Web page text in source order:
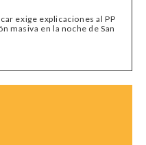
exige explicaciones al PP
masiva en la noche de San